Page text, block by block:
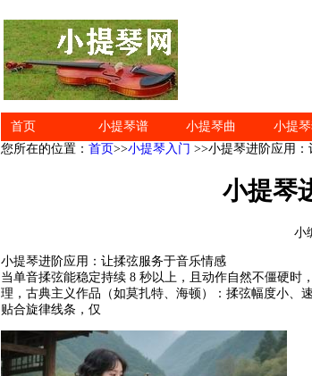
首页 小提琴谱 小提琴曲 小提
您所在的位置： 首页>>小提琴入门 >>小提琴进阶应用
小提琴
小
小提琴进阶应用：让揉弦服务于音乐情感
当单音揉弦能稳定持续 8 秒以上，且动作自然不僵硬时
理，古典主义作品（如莫扎特、海顿）：揉弦幅度小、
贴合旋律线条，仅